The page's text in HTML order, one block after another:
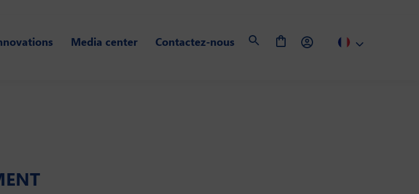
Media center Contactez-nous